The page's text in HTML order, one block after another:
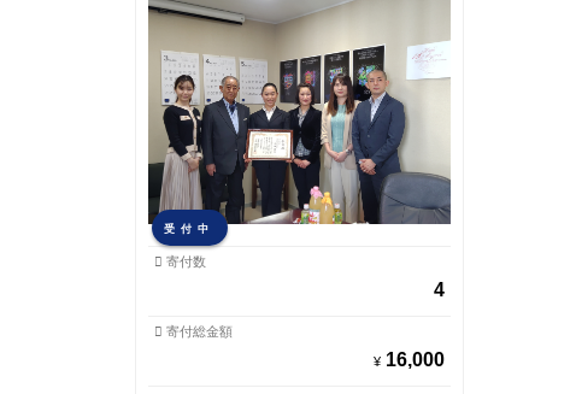
度12名・2019年度13名・2020年度12
名～
受付中
寄付数
4
寄付総金額
¥16,000